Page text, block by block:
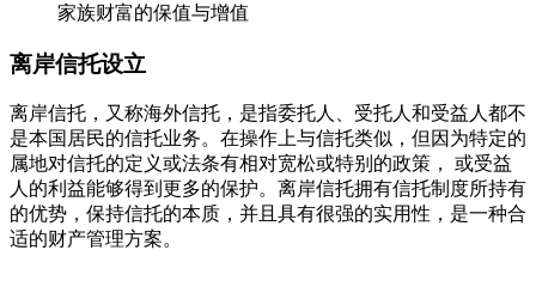
家族财富的保值与增值
离岸信托设立
离岸信托，又称海外信托，是指委托人、受托人和受益人都不
是本国居民的信托业务。在操作上与信托类似，但因为特定的
属地对信托的定义或法条有相对宽松或特别的政策， 或受益
人的利益能够得到更多的保护。离岸信托拥有信托制度所持有
的优势，保持信托的本质，并且具有很强的实用性，是一种合
适的财产管理方案。